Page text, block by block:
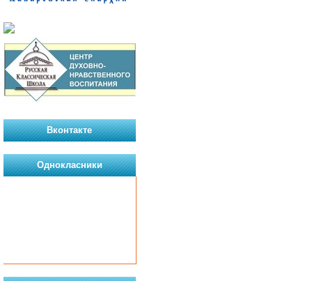
Вконтакте
Однокласники